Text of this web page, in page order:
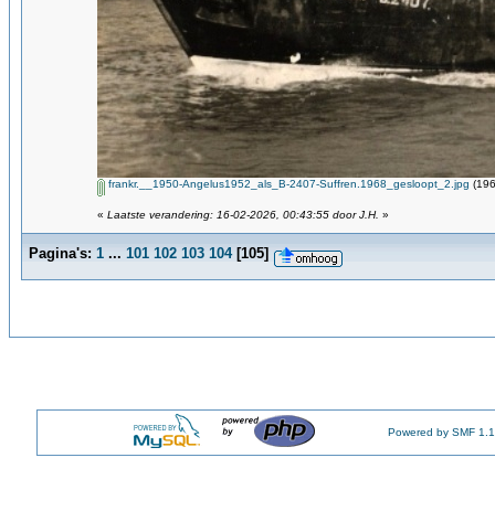
frankr.__1950-Angelus1952_als_B-2407-Suffren.1968_gesloopt_2.jpg
« Laatste verandering: 16-02-2026, 00:43:55 door J.H. »
Pagina's: 1 ... 101 102 103 104[105]
Powered by SMF